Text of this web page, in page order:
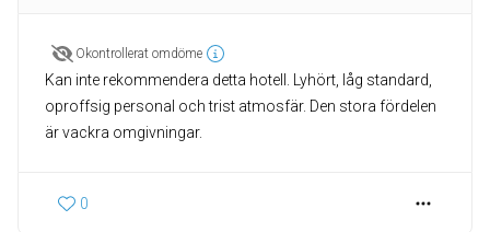
Okontrollerat omdöme
Kan inte rekommendera detta hotell. Lyhört, låg standard,
oproffsig personal och trist atmosfär. Den stora fördelen
är vackra omgivningar.
0